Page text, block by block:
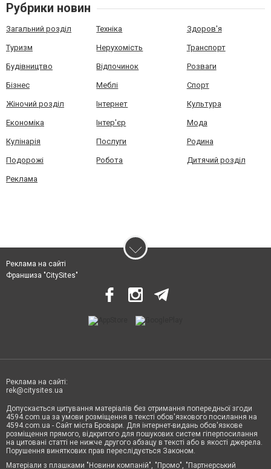
Рубрики новин
Загальний розділ Техніка Здоров'я
Туризм Нерухомість Транспорт
Будівництво Відпочинок Розваги
Бізнес Меблі Спорт
Жіночий розділ Інтернет Культура
Економіка Інтер'єр Мода
Кулінарія Послуги Родина
Подорожі Робота Дитячий розділ
Реклама
Реклама на сайті
Франшиза "CitySites"
Реклама на сайті:
rek@citysites.ua
Допускається цитування матеріалів без отримання попередньої згоди
4594.com.ua за умови розміщення в тексті обов'язкового посилання на
4594.com.ua - Сайт міста Бровари. Для інтернет-видань обов'язкове
розміщення прямого, відкритого для пошукових систем гіперпосилання
на цитовані статті не нижче другого абзацу в тексті або в якості джерела.
Порушення виняткових прав переслідується Законом.
Матеріали з плашками "Новини компаній", "Промо", "Партнерський